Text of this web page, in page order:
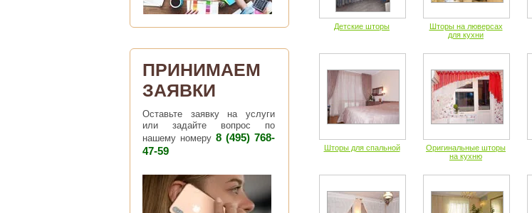
ПРИНИМАЕМ
ЗАЯВКИ
Оставьте заявку на услуги
или задайте вопрос по
нашему номеру 8 (495) 768-
47-59
Детские шторы
Шторы на люверсах
для кухни
Шторы для спальной
Оригинальные шторы
на кухню